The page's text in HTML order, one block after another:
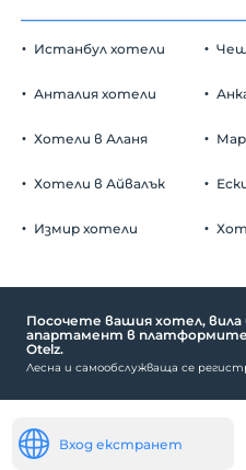
Истанбул хотели
Анталия хотели
Хотели в Аланя
Хотели в Айвалък
Измир хотели
Посочете вашия хотел, вила
апартамент в
Otelz.
Лесна и самообслужваща се
Вход екстранет